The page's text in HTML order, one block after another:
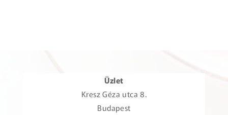
Üzlet
Kresz Géza utca 8.
Budapest